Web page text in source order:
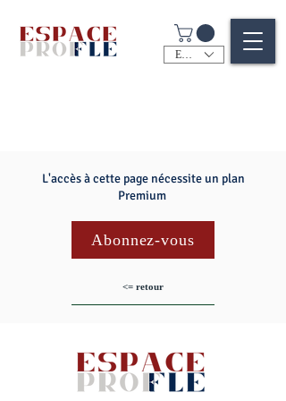
EUR (€)
L'accès à cette page nécessite un plan
Premium
Abonnez-vous
<= retour